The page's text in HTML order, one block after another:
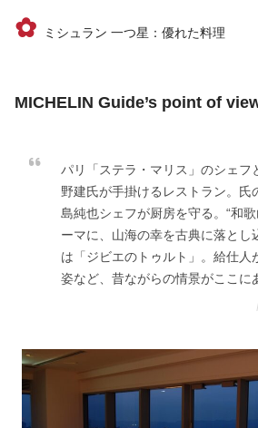
✿ ミシュラン 一つ星：優れた料理
MICHELIN Guide’s point of
パリ「ステラ・マリス」のシェフ
野建氏が手掛けるレストラン。氏
島純也シェフが厨房を守る。“和
ーマに、山海の幸を古典に落とし
は「ジビエのトゥルト」。給仕人
姿など、昔ながらの情景がここに